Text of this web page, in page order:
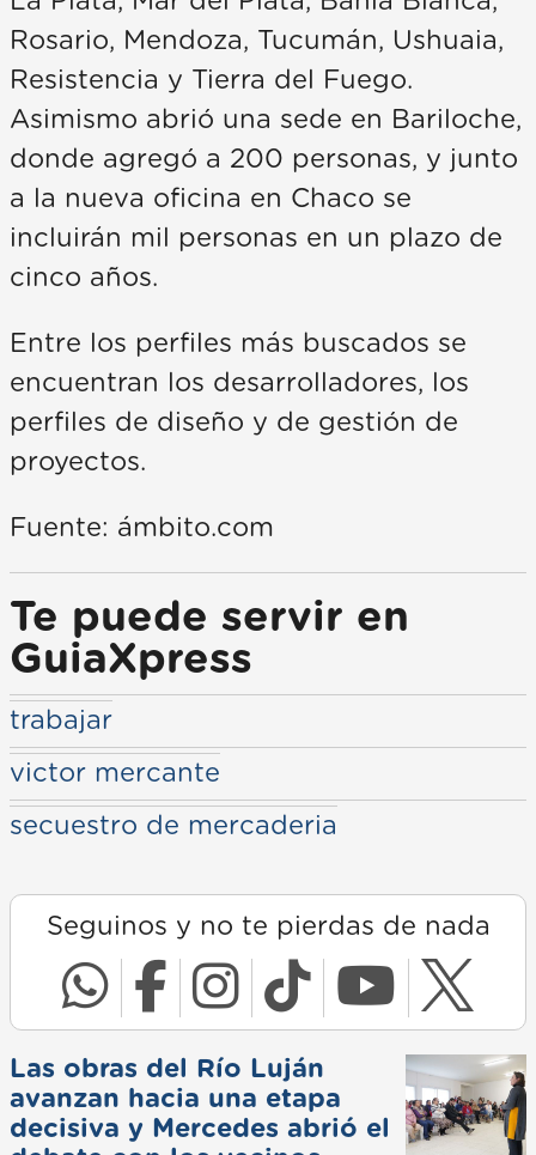
Rosario, Mendoza, Tucumán, Ushuaia,
Resistencia y Tierra del Fuego.
Asimismo abrió una sede en Bariloche,
donde agregó a 200 personas, y junto
a la nueva oficina en Chaco se
incluirán mil personas en un plazo de
cinco años.
Entre los perfiles más buscados se
encuentran los desarrolladores, los
perfiles de diseño y de gestión de
proyectos.
Fuente: ámbito.com
Te puede servir en
GuiaXpress
trabajar
victor mercante
secuestro de mercaderia
Seguinos y no te pierdas de nada
Las obras del Río Luján
avanzan hacia una etapa
decisiva y Mercedes abrió el